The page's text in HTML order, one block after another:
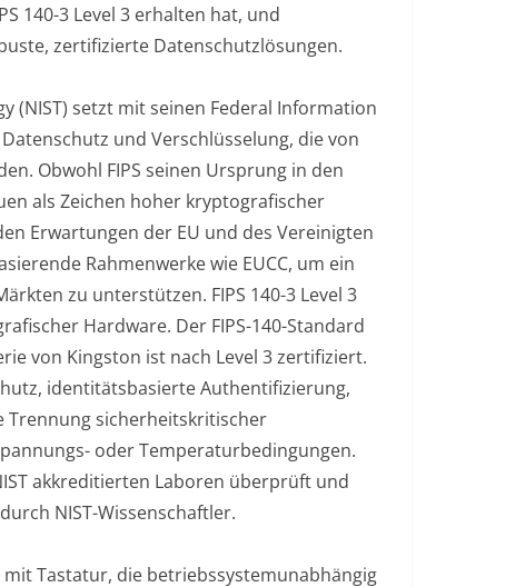
140-3 Level 3 erhalten hat, und
zertifizierte Datenschutzlösungen.
(NIST) setzt mit seinen Federal Information
und Verschlüsselung, die von
Obwohl FIPS seinen Ursprung in den
als Zeichen hoher kryptografischer
Erwartungen der EU und des Vereinigten
Rahmenwerke wie EUCC, um ein
zu unterstützen. FIPS 140-3 Level 3
Hardware. Der FIPS-140-Standard
von Kingston ist nach Level 3 zertifiziert.
identitätsbasierte Authentifizierung,
Trennung sicherheitskritischer
oder Temperaturbedingungen.
akkreditierten Laboren überprüft und
NIST-Wissenschaftler.
mit Tastatur, die betriebssystemunabhängig